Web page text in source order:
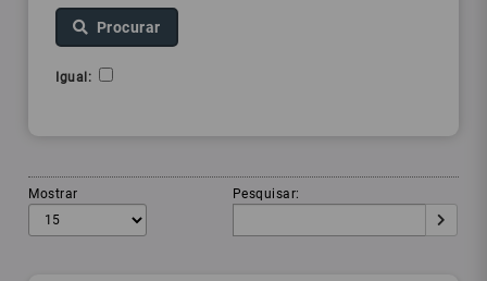
Procurar
Igual:
Mostrar Pesquisar: